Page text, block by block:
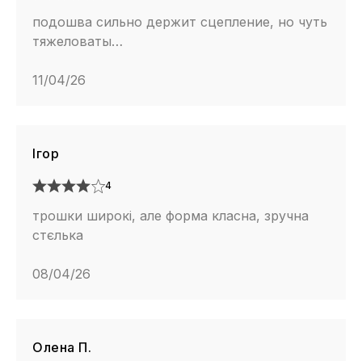
подошва сильно держит сцепление, но чуть
тяжеловаты…
11/04/26
Ігор
4
трошки широкі, але форма класна, зручна
стєлька
08/04/26
Олена П.